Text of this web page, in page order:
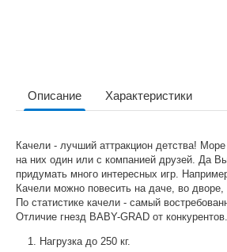
Описание Характеристики
Качели - лучший аттракцион детства!
на них один или с компанией друзей. Да
придумать много интересных игр.
Качели можно повесить на даче, во
По статистике качели - самый
Отличие гнезд BABY-GRAD от конкурентов.
Нагрузка до 250 кг.